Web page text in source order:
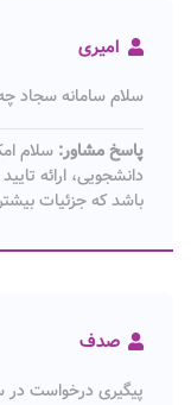
امیری
سلام سامانه سجاد چه
پاسخ مشاور: سلام
دانشجویی، ارائه
باشد که جزئیات
صدف
پیگیری درخواست